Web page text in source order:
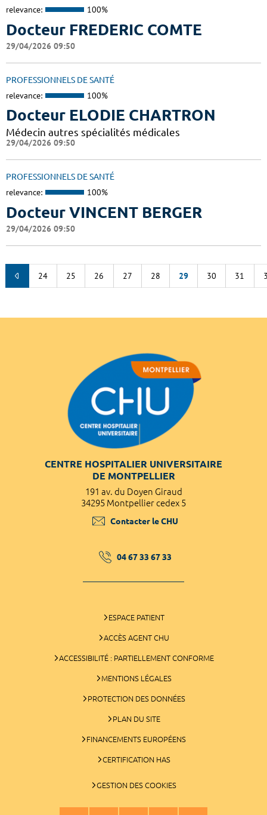
relevance: 100%
Docteur FREDERIC COMTE
29/04/2026 09:50
PROFESSIONNELS DE SANTÉ
relevance: 100%
Docteur ELODIE CHARTRON
Médecin autres spécialités médicales
29/04/2026 09:50
PROFESSIONNELS DE SANTÉ
relevance: 100%
Docteur VINCENT BERGER
29/04/2026 09:50
24 25 26 27 28 29 30 31
CENTRE HOSPITALIER UNIVERSITAIRE
DE MONTPELLIER
191 av. du Doyen Giraud
34295 Montpellier cedex 5
Contacter le CHU
04 67 33 67 33
ESPACE PATIENT
ACCÈS AGENT CHU
ACCESSIBILITÉ : PARTIELLEMENT CONFORME
MENTIONS LÉGALES
PROTECTION DES DONNÉES
PLAN DU SITE
FINANCEMENTS EUROPÉENS
CERTIFICATION HAS
GESTION DES COOKIES